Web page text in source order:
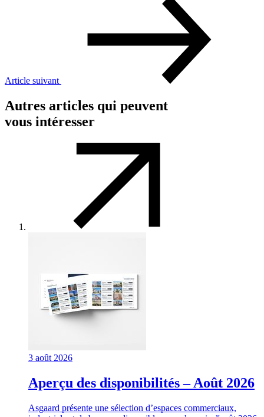
Article suivant
Autres articles qui peuvent
vous intéresser
3 août 2026
Aperçu des disponibilités – Août 2026
Asgaard présente une sélection d’espaces commerciaux,